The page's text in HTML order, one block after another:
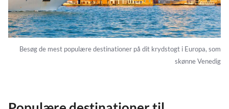
Besøg de mest populære destinationer på dit krydstogt i Europa, som
skønne Venedig